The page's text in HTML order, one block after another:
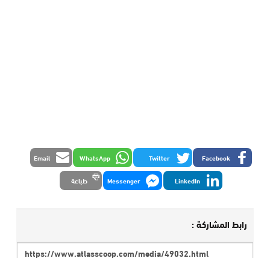
Facebook
Twitter
WhatsApp
Email
LinkedIn
Messenger طباعة
رابط المشاركة :